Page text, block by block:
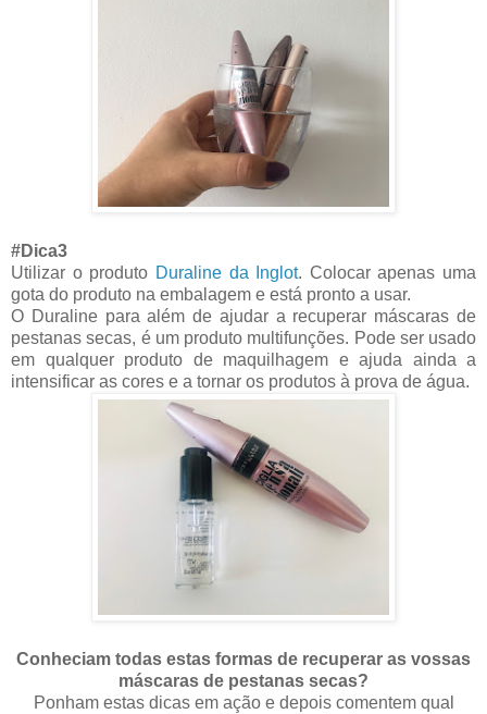
#Dica3
Utilizar o produto Duraline da Inglot. Colocar apenas uma
gota do produto na embalagem e está pronto a usar.
O Duraline para além de ajudar a recuperar máscaras de
pestanas secas, é um produto multifunções. Pode ser usado
em qualquer produto de maquilhagem e ajuda ainda a
intensificar as cores e a tornar os produtos à prova de água.
Conheciam todas estas formas de recuperar as vossas
máscaras de pestanas secas?
Ponham estas dicas em ação e depois comentem qual